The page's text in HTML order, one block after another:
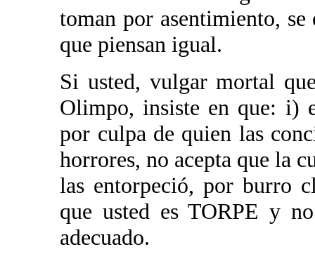
toman por asentimiento,
que piensan igual.
Si usted, vulgar mortal
Olimpo, insiste en que: i)
por culpa de quien las
horrores, no acepta que la
las entorpeció, por burro
que usted es TORPE y
adecuado.